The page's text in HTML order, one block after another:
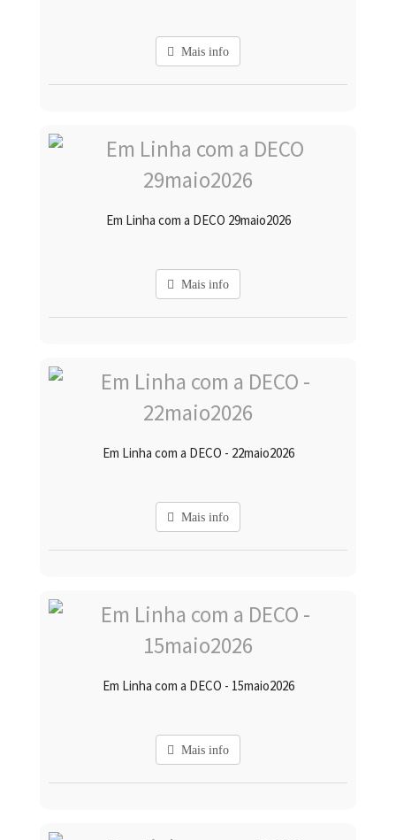
Mais info
Em Linha com a DECO 29maio2026
Mais info
Em Linha com a DECO - 22maio2026
Mais info
Em Linha com a DECO - 15maio2026
Mais info